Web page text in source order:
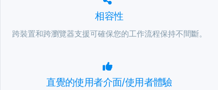
相容性
跨裝置和跨瀏覽器支援可確保您的工作流程保持不間斷。
直覺的使用者介面/使用者體驗